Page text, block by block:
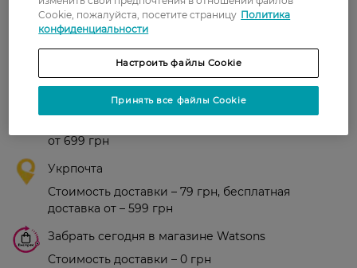
З 0 відгуків
Новая почта
от 699 грн
Укрпочта
Стоимость доставки – 79 грн, бесплатная
доставка от – 599 грн
Забрать сегодня в магазине Watsons
Стоимость доставки – 0 грн
Cookie, пожалуйста, посетите страницу Политика
конфиденциальности
Настроить файлы Cookie
Принять все файлы Cookie